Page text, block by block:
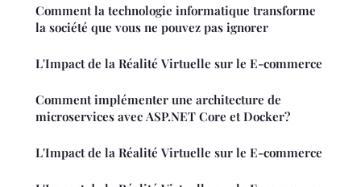
Comment la technologie informatique transforme
la société que vous ne pouvez pas ignorer
L'Impact de la Réalité Virtuelle sur le E-commerce
Comment implémenter une architecture de
microservices avec ASP.NET Core et Docker?
L'Impact de la Réalité Virtuelle sur le E-commerce